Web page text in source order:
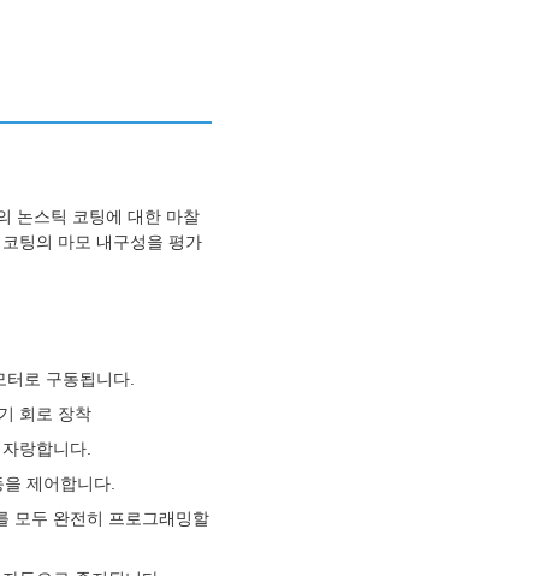
논스틱 코팅에 대한 마찰
팅의 마모 내구성을 평가
터로 구동됩니다.
회로 장착
랑합니다.
제어합니다.
모두 완전히 프로그래밍할